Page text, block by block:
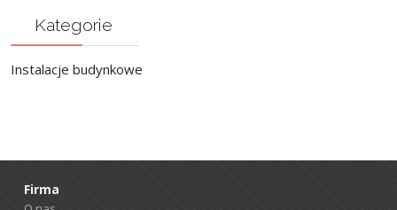
Kategorie
Instalacje budynkowe
Firma